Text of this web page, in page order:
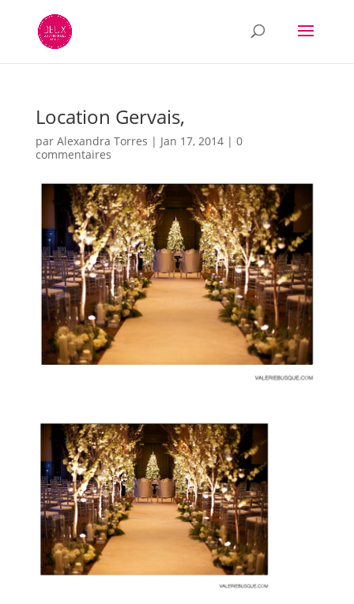
Location Gervais,
par Alexandra Torres | Jan 17, 2014| 0
commentaires